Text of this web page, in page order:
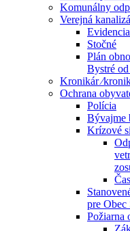
Komunálny
Verejná
Stočné
Plán
Bystré
Kronikár
Ochrana
Polícia
Bývajme
Krízové
pre Obec
Požiarna